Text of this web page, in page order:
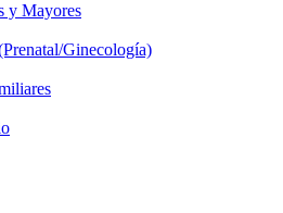
y Mayores
Ginecología)